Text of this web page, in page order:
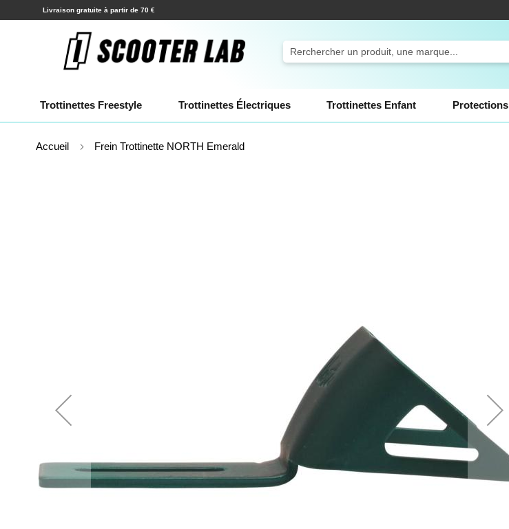
Allez
au
contenu
Expéditions en quelques heures !
Rechercher
Trottinettes Freestyle Trottinettes Électriques Trottinettes Enfant
Accueil Frein Trottinette NORTH Emerald